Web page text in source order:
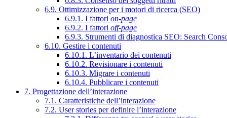
6.9. Ottimizzazione per i motori di ricerca (SEO)
6.9.1. I fattori on-page
6.9.2. I fattori off-page
6.9.3. Strumenti di diagnostica SEO: Search
6.10. Gestire i contenuti
6.10.1. L’inventario dei contenuti
6.10.2. Revisionare i contenuti
6.10.3. Migrare i contenuti
6.10.4. Pubblicare i contenuti
7. Progettazione dell’interazione
7.1. Caratteristiche dell’interazione
7.2. User stories per definire l’interazione